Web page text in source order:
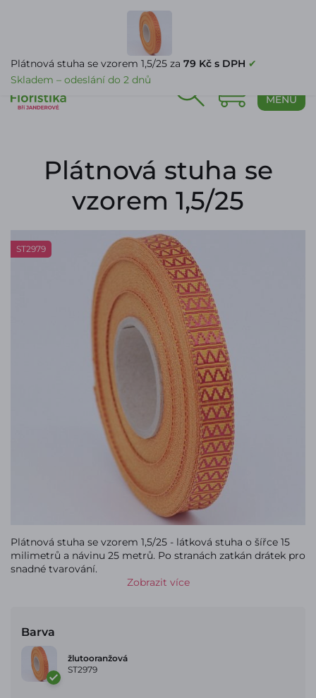
MENU
Plátnová stuha se
vzorem 1,5/25
ST2979
Plátnová stuha se vzorem 1,5/25 - látková stuha o šířce 15
milimetrů a návinu 25 metrů. Po stranách zatkán drátek pro
snadné tvarování.
Zobrazit více
Barva
žlutooranžová
ST2979
Plátnová stuha se vzorem 1,5/25 za 79 Kč s DPH ✔
Skladem – odeslání do 2 dnů